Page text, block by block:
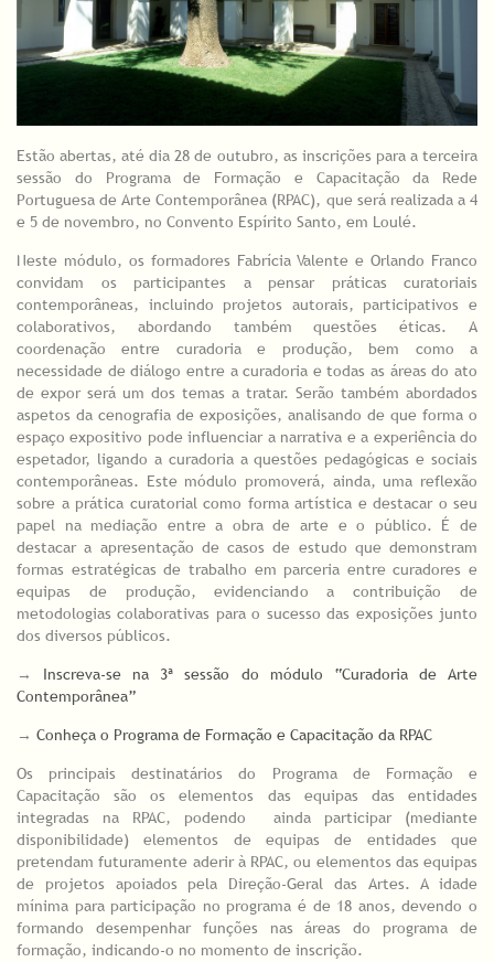
Estão abertas, até dia 28 de outubro, as inscrições para a terceira
sessão do Programa de Formação e Capacitação da Rede
Portuguesa de Arte Contemporânea (RPAC), que será realizada a 4
e 5 de novembro, no Convento Espírito Santo, em Loulé.
Neste módulo, os formadores Fabrícia Valente e Orlando Franco
convidam os participantes a pensar práticas curatoriais
contemporâneas, incluindo projetos autorais, participativos e
colaborativos, abordando também questões éticas. A
coordenação entre curadoria e produção, bem como a
necessidade de diálogo entre a curadoria e todas as áreas do ato
de expor será um dos temas a tratar. Serão também abordados
aspetos da cenografia de exposições, analisando de que forma o
espaço expositivo pode influenciar a narrativa e a experiência do
espetador, ligando a curadoria a questões pedagógicas e sociais
contemporâneas. Este módulo promoverá, ainda, uma reflexão
sobre a prática curatorial como forma artística e destacar o seu
papel na mediação entre a obra de arte e o público. É de
destacar a apresentação de casos de estudo que demonstram
formas estratégicas de trabalho em parceria entre curadores e
equipas de produção, evidenciando a contribuição de
metodologias colaborativas para o sucesso das exposições junto
dos diversos públicos.
→ Inscreva-se na 3ª sessão do módulo “Curadoria de Arte
Contemporânea”
→ Conheça o Programa de Formação e Capacitação da RPAC
Os principais destinatários do Programa de Formação e
Capacitação são os elementos das equipas das entidades
integradas na RPAC, podendo ainda participar (mediante
disponibilidade) elementos de equipas de entidades que
pretendam futuramente aderir à RPAC, ou elementos das equipas
de projetos apoiados pela Direção-Geral das Artes. A idade
mínima para participação no programa é de 18 anos, devendo o
formando desempenhar funções nas áreas do programa de
formação, indicando-o no momento de inscrição.